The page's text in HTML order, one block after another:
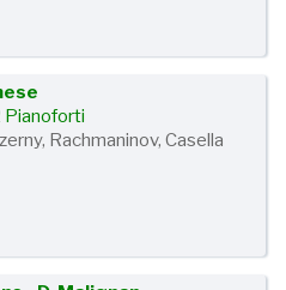
Pianoforti
Rachmaninov, Casella